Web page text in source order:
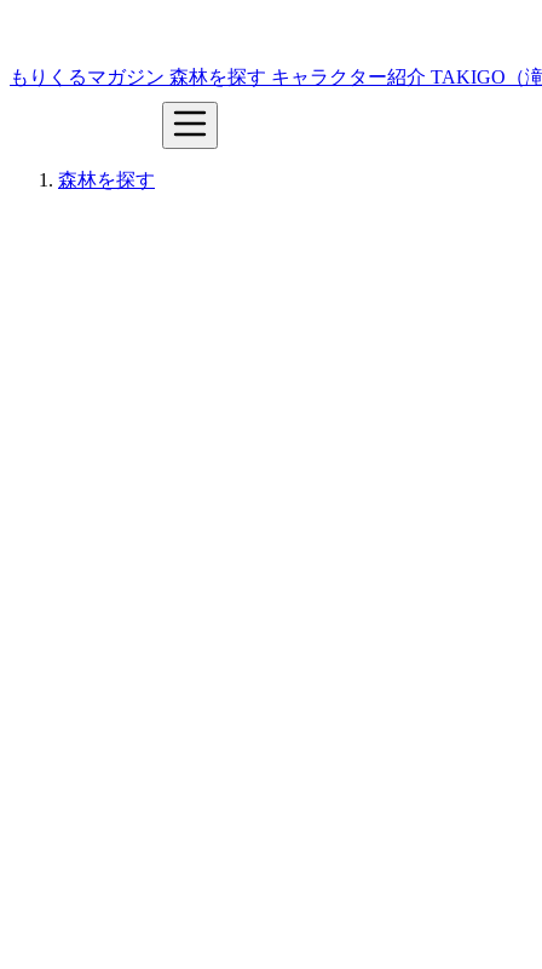
もりくるマガジン 森林を探す キャラクター紹介 TAKIGO（
森林を探す